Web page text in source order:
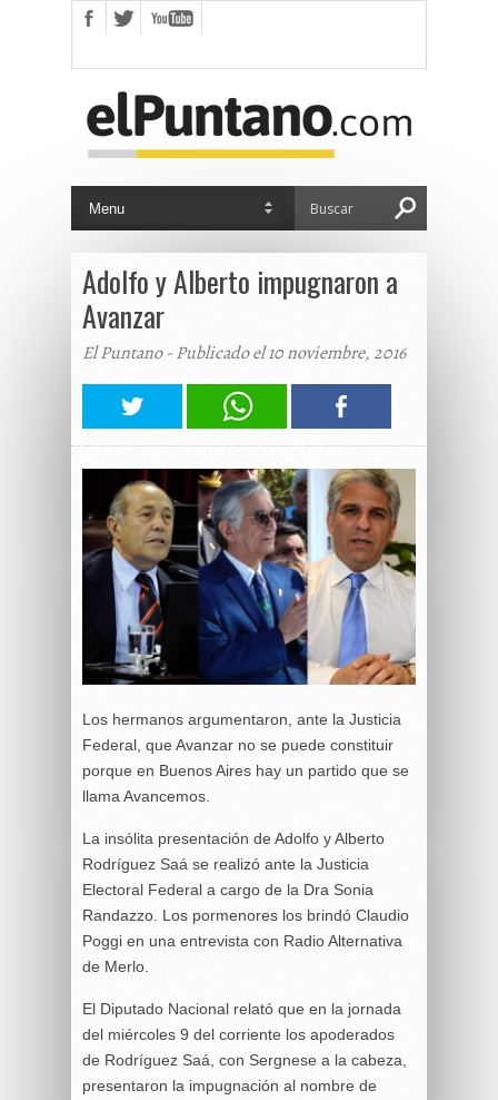
Adolfo y Alberto impugnaron a
Avanzar
El Puntano - Publicado el 10 noviembre, 2016
Los hermanos argumentaron, ante la Justicia
Federal, que Avanzar no se puede constituir
porque en Buenos Aires hay un partido que se
llama Avancemos.
La insólita presentación de Adolfo y Alberto
Rodríguez Saá se realizó ante la Justicia
Electoral Federal a cargo de la Dra Sonia
Randazzo. Los pormenores los brindó Claudio
Poggi en una entrevista con Radio Alternativa
de Merlo.
El Diputado Nacional relató que en la jornada
del miércoles 9 del corriente los apoderados
de Rodríguez Saá, con Sergnese a la cabeza,
presentaron la impugnación al nombre de